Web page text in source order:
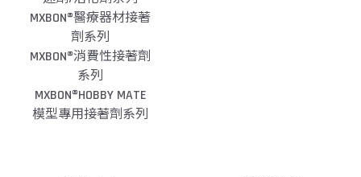
MXBON®醫療器材接著
劑系列
MXBON®消費性接著劑
系列
MXBON®HOBBY MATE
模型專用接著劑系列